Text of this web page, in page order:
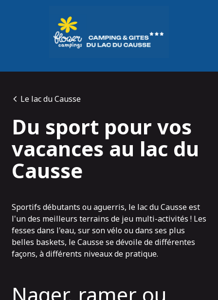
Le lac du Causse
Du sport pour vos
vacances au lac du
Causse
Sportifs débutants ou aguerris, le lac du Causse est
l'un des meilleurs terrains de jeu multi-activités ! Les
fesses dans l'eau, sur son vélo ou dans ses plus
belles baskets, le Causse se dévoile de différentes
façons, à différents niveaux de pratique.
Nager, ramer ou